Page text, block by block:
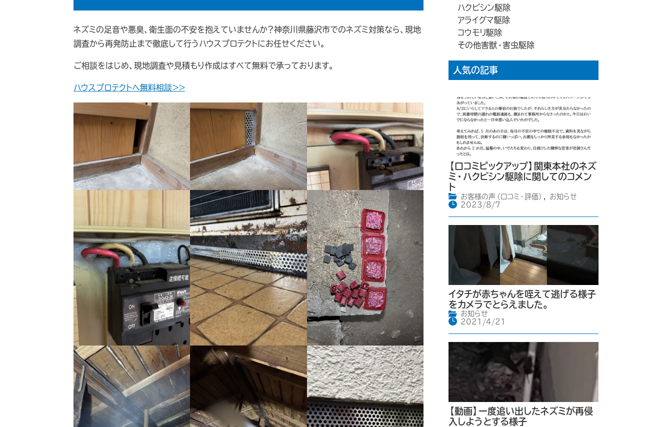
ネズミの足音や悪臭、衛生面の不安を抱えていませんか？神奈川県藤沢市でのネズミ対策なら、現地
調査から再発防止まで徹底して行うハウスプロテクトにお任せください。
ご相談をはじめ、現地調査や見積もり作成はすべて無料で承っております。
ハウスプロテクトへ無料相談＞＞
ハクビシン駆除
アライグマ駆除
コウモリ駆除
その他害獣・害虫駆除
人気の記事
【口コミピックアップ】関東本社のネズ
ミ・ハクビシン駆除に関してのコメン
ト
お客様の声（口コミ・評価）
お知らせ
2023/8/7
イタチが赤ちゃんを咥えて逃げる様子
をカメラでとらえました。
お知らせ
2021/4/21
【動画】一度追い出したネズミが再侵
入しようとする様子